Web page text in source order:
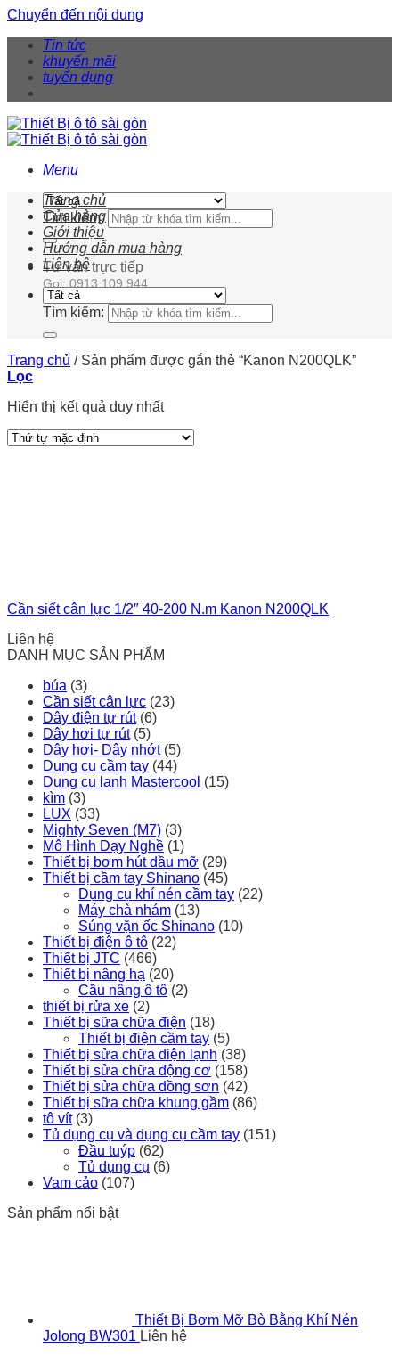
Chuyển đến nội dung
Tin tức
khuyến mãi
tuyển dụng
Menu
Tìm kiếm:
Tư vấn trực tiếp
Gọi: 0913 109 944
Trang chủ
Cửa hàng
Giới thiệu
Hướng dẫn mua hàng
Liên hệ
Tìm kiếm:
Trang chủ /Sản phẩm được gắn thẻ “Kanon N200QLK”
Lọc
Hiển thị kết quả duy nhất
Cần siết cân lực 1/2″ 40-200 N.m Kanon N200QLK
Liên hệ
DANH MỤC SẢN PHẨM
búa (3)
Cần siết cân lực (23)
Dây điện tự rút (6)
Dây hơi tự rút (5)
Dây hơi- Dây nhớt (5)
Dụng cụ cầm tay (44)
Dụng cụ lạnh Mastercool (15)
kìm (3)
LUX (33)
Mighty Seven (M7) (3)
Mô Hình Dạy Nghề (1)
Thiết bị bơm hút dầu mỡ (29)
Thiết bị cầm tay Shinano (45)
Dụng cụ khí nén cầm tay (22)
Máy chà nhám (13)
Súng vặn ốc Shinano (10)
Thiết bị điện ô tô (22)
Thiết bị JTC (466)
Thiết bị nâng hạ (20)
Cầu nâng ô tô (2)
thiết bị rửa xe (2)
Thiết bị sữa chữa điện (18)
Thiết bị điện cầm tay (5)
Thiết bị sửa chữa điện lạnh (38)
Thiết bị sửa chữa động cơ (158)
Thiết bị sửa chữa đồng sơn (42)
Thiết bị sữa chữa khung gầm (86)
tô vít (3)
Tủ dụng cụ và dụng cụ cầm tay (151)
Đầu tuýp (62)
Tủ dụng cụ (6)
Vam cảo (107)
Sản phẩm nổi bật
Thiết Bị Bơm Mỡ Bò Bằng Khí Nén
Jolong BW301 Liên hệ